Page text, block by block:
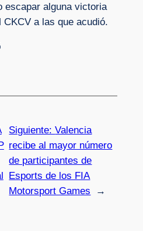
escapar alguna victoria
a las que acudió.
Siguiente:Valencia
recibe al mayor número
de participantes de
Esports de los FIA
Motorsport Games
→